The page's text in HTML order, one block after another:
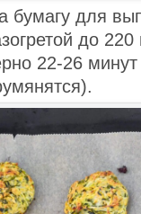
бумагу для
до 220
22-26